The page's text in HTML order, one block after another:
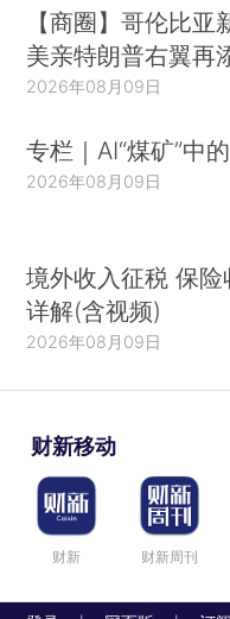
【商圈】哥伦比亚
美亲特朗普右翼再
2026年08月09日
专栏｜AI“煤矿”中
2026年08月09日
境外收入征税 保险
详解(含视频)
2026年08月09日
财新移动
财新 财新周刊